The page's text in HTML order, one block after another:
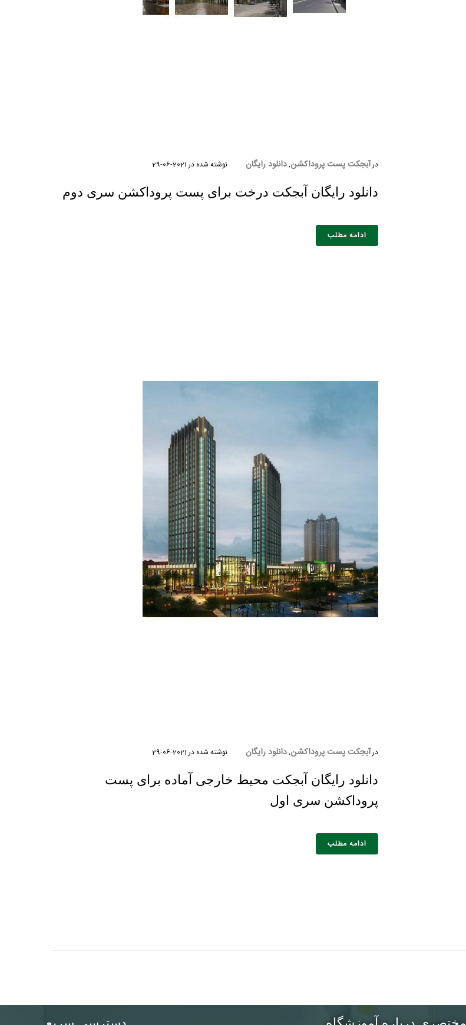
درآبجکت پست پروداکشن,دانلود رایگان نوشته شده در 2021-06-29
دانلود رایگان آبجکت درخت برای پست پروداکشن سری دوم
ادامه مطلب
درآبجکت پست پروداکشن,دانلود رایگان نوشته شده در2021-06-29
دانلود رایگان آبجکت محیط خارجی آماده برای پست
پروداکشن سری اول
ادامه مطلب